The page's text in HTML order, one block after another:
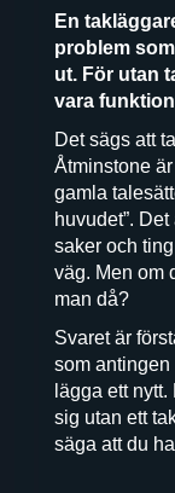
En
problem
ut. För utan
vara
Det sägs att
Åtminstone
gamla
huvudet”.
saker och
väg. Men om
man då?
Svaret är
som
lägga ett
sig utan ett
säga att du